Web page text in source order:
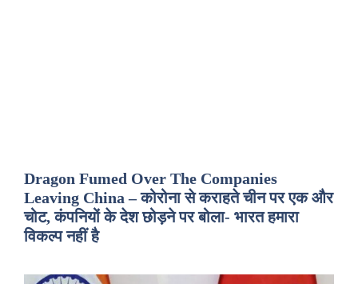
Dragon Fumed Over The Companies
Leaving China – कोरोना से कराहते चीन पर एक और
चोट, कंपनियों के देश छोड़ने पर बोला- भारत हमारा
विकल्प नहीं है